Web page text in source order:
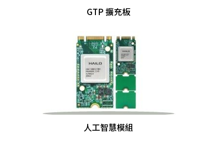
GTP 擴充板
人工智慧模組